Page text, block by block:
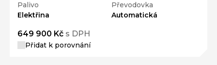
Palivo
Elektřina
Převodovka
Automatická
649 900 Kč s DPH
Přidat k porovnání